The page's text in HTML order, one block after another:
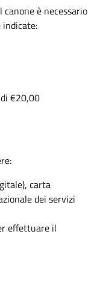
canone è necessario
indicate:
€20,00
carta
dei servizi
effettuare il